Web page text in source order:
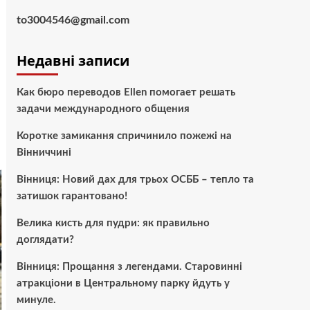
to3004546@gmail.com
Недавні записи
Как бюро переводов Ellen помогает решать
задачи международного общения
Коротке замикання спричинило пожежі на
Вінниччині
Вінниця: Новий дах для трьох ОСББ – тепло та
затишок гарантовано!
Велика кисть для пудри: як правильно
доглядати?
Вінниця: Прощання з легендами. Старовинні
атракціони в Центральному парку йдуть у
минуле.